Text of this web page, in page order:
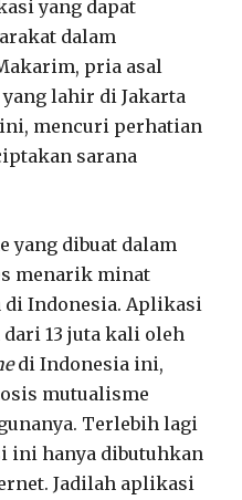
yang dapat
dalam
pria asal
yang lahir di Jakarta
mencuri perhatian
sarana
yang dibuat dalam
menarik minat
di Indonesia. Aplikasi
13 juta kali oleh
di Indonesia ini,
mutualisme
Terlebih lagi
ini hanya dibutuhkan
Jadilah aplikasi